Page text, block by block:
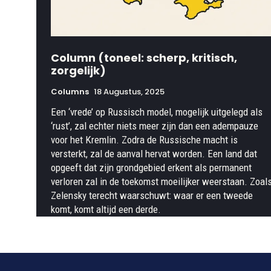
Column (toneel: scherp, kritisch,
zorgelijk)
Columns 18 Augustus, 2025
Een ‘vrede’ op Russisch model, mogelijk uitgelegd als
‘rust’, zal echter niets meer zijn dan een adempauze
voor het Kremlin. Zodra de Russische macht is
versterkt, zal de aanval hervat worden. Een land dat
opgeeft dat zijn grondgebied erkent als permanent
verloren zal in de toekomst moeilijker weerstaan.
Zelensky terecht waarschuwt: waar er een tweede
komt, komt altijd een derde.